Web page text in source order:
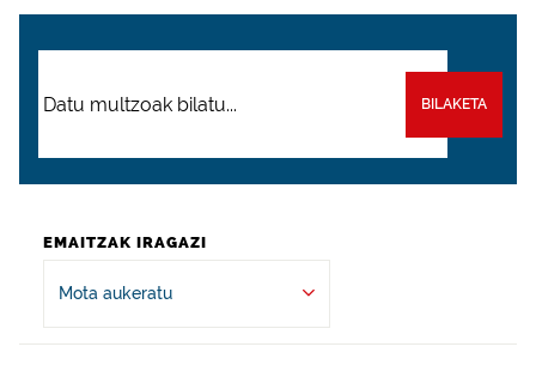
BILAKETA
EMAITZAK IRAGAZI
Mota aukeratu